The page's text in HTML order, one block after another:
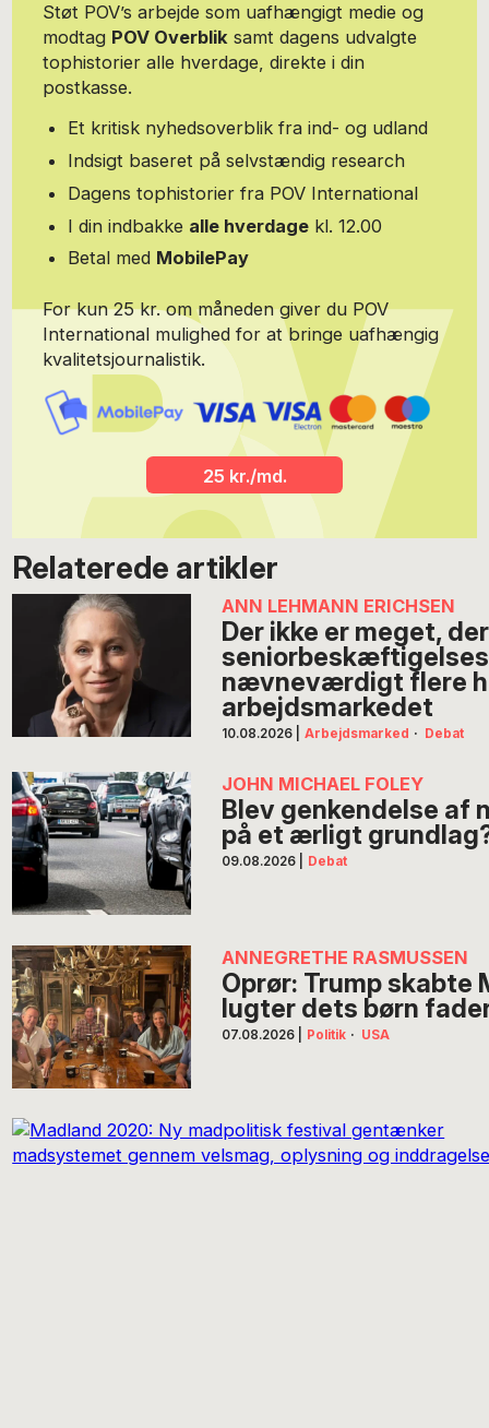
Støt POV’s arbejde som uafhængigt medie og
modtag POV Overbliksamt dagens udvalgte
tophistorier alle hverdage, direkte i din
postkasse.
Et kritisk nyhedsoverblik fra ind- og udland
Indsigt baseret på selvstændig research
Dagens tophistorier fra POV International
I din indbakke alle hverdage kl. 12.00
Betal med MobilePay
For kun 25 kr. om måneden giver du POV
International mulighed for at bringe uafhængig
kvalitetsjournalistik.
25 kr./md.
Relaterede artikler
ANN LEHMANN ERICHSEN
Der ikke er meget,
nævneværdigt flere
arbejdsmarkedet
10.08.2026 Arbejdsmarked · Debat
JOHN MICHAEL FOLEY
Blev genkendelse af
på et ærligt
09.08.2026 Debat
ANNEGRETHE RASMUSSEN
Oprør: Trump skabte
lugter dets børn
07.08.2026 Politik · USA